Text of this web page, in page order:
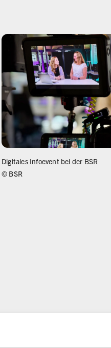
Digitales Infoevent bei der BSR
© BSR